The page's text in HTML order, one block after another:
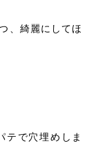
、綺麗にしてほ
テで穴埋めしま